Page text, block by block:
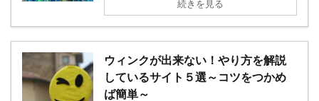
続きを見る
ウィンクが出来ない！やり方を解説
しているサイト５選～コツをつかめ
ば簡単～